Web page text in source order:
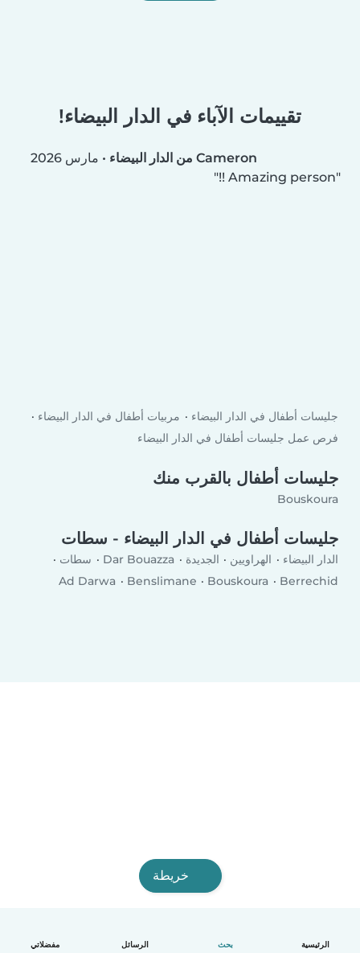
الرئيسية بحث الرسائل مفضلاتي
تقييمات الآباء في الدار البيضاء!
Cameron من الدار البيضاء • مارس 2026
Amazing person !!
جليسات أطفال في الدار البيضاء
مربيات أطفال في الدار البيضاء
فرص عمل جليسات أطفال في الدار البيضاء
جليسات أطفال بالقرب منك
Bouskoura
جليسات أطفال في الدار البيضاء - سطات
الدار البيضاء الهراويين الجديدة Dar Bouazza
سطات
Berrechid
Bouskoura
Benslimane
Ad Darwa
خريطة